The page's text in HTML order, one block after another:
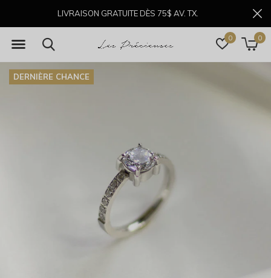
0 0
LIVRAISON GRATUITE DÈS 75$ AV. TX.
DERNIÈRE CHANCE